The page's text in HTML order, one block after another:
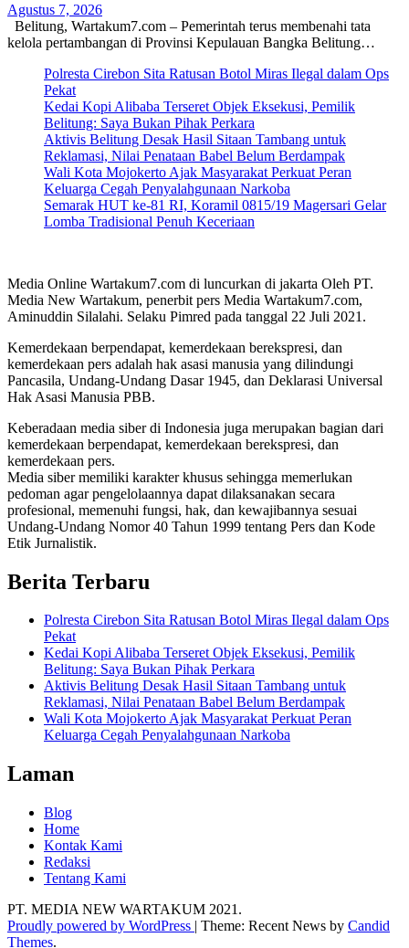
Agustus 7, 2026
Belitung, Wartakum7.com – Pemerintah terus membenahi tata
kelola pertambangan di Provinsi Kepulauan Bangka Belitung…
Polresta Cirebon Sita Ratusan Botol Miras Ilegal dalam Ops
Pekat
Kedai Kopi Alibaba Terseret Objek Eksekusi, Pemilik
Belitung: Saya Bukan Pihak Perkara
Aktivis Belitung Desak Hasil Sitaan Tambang untuk
Reklamasi, Nilai Penataan Babel Belum Berdampak
Wali Kota Mojokerto Ajak Masyarakat Perkuat Peran
Keluarga Cegah Penyalahgunaan Narkoba
Semarak HUT ke-81 RI, Koramil 0815/19 Magersari Gelar
Lomba Tradisional Penuh Keceriaan
Media Online Wartakum7.com di luncurkan di jakarta Oleh PT.
Media New Wartakum, penerbit pers Media Wartakum7.com,
Aminuddin Silalahi. Selaku Pimred pada tanggal 22 Juli 2021.
Kemerdekaan berpendapat, kemerdekaan berekspresi, dan
kemerdekaan pers adalah hak asasi manusia yang dilindungi
Pancasila, Undang-Undang Dasar 1945, dan Deklarasi Universal
Hak Asasi Manusia PBB.
Keberadaan media siber di Indonesia juga merupakan bagian dari
kemerdekaan berpendapat, kemerdekaan berekspresi, dan
kemerdekaan pers.
Media siber memiliki karakter khusus sehingga memerlukan
pedoman agar pengelolaannya dapat dilaksanakan secara
profesional, memenuhi fungsi, hak, dan kewajibannya sesuai
Undang-Undang Nomor 40 Tahun 1999 tentang Pers dan Kode
Etik Jurnalistik.
Berita Terbaru
Polresta Cirebon Sita Ratusan Botol Miras Ilegal dalam Ops
Pekat
Kedai Kopi Alibaba Terseret Objek Eksekusi, Pemilik
Belitung: Saya Bukan Pihak Perkara
Aktivis Belitung Desak Hasil Sitaan Tambang untuk
Reklamasi, Nilai Penataan Babel Belum Berdampak
Wali Kota Mojokerto Ajak Masyarakat Perkuat Peran
Keluarga Cegah Penyalahgunaan Narkoba
Laman
Blog
Home
Kontak Kami
Redaksi
Tentang Kami
PT. MEDIA NEW WARTAKUM 2021.
Proudly powered by WordPress | Theme: Recent News by Candid
Themes.